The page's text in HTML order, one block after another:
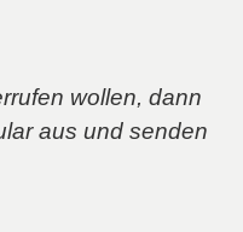
wollen, dann
aus und senden